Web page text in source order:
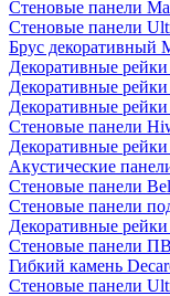
Стеновые панели
Стеновые панели
Брус
Декоративные
Декоративные
Декоративные
Стеновые панели
Декоративные
Акустические
Стеновые панели
Стеновые панели
Декоративные
Стеновые панели
Гибкий камень
Стеновые панели